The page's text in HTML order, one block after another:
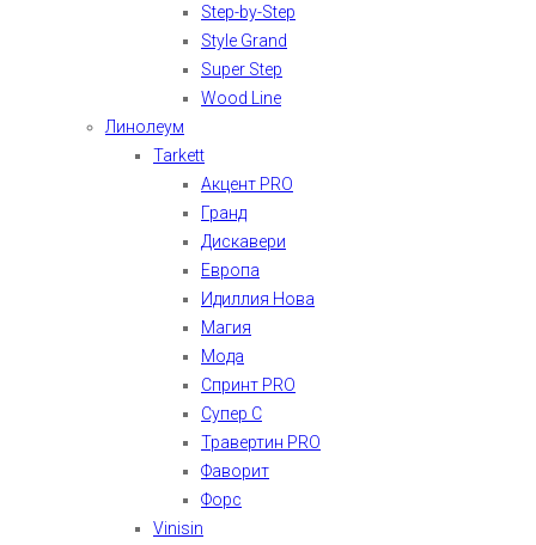
Step-by-Step
Style Grand
Super Step
Wood Line
Линолеум
Tarkett
Акцент PRO
Гранд
Дискавери
Европа
Идиллия Нова
Магия
Мода
Спринт PRO
Супер С
Травертин PRO
Фаворит
Форс
Vinisin